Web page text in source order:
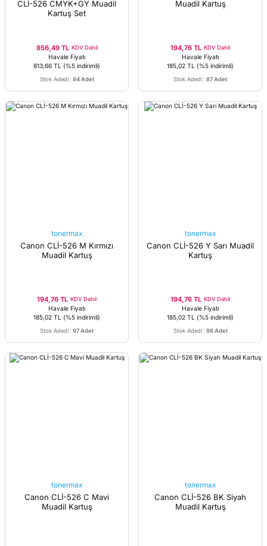
CLİ-526 CMYK+GY Muadil
Kartuş Set
856,49 TL KDV Dahil
Havale Fiyatı
813,66 TL (%5 indirimli)
Stok Adedi : 84 Adet
Muadil Kartuş
194,76 TL KDV Dahil
Havale Fiyatı
185,02 TL (%5 indirimli)
Stok Adedi : 87 Adet
tonermax
Canon CLİ-526 M Kırmızı
Muadil Kartuş
194,76 TL KDV Dahil
Havale Fiyatı
185,02 TL (%5 indirimli)
Stok Adedi : 97 Adet
tonermax
Canon CLİ-526 Y Sarı Muadil
Kartuş
194,76 TL KDV Dahil
Havale Fiyatı
185,02 TL (%5 indirimli)
Stok Adedi : 98 Adet
tonermax
Canon CLİ-526 C Mavi
Muadil Kartuş
tonermax
Canon CLİ-526 BK Siyah
Muadil Kartuş